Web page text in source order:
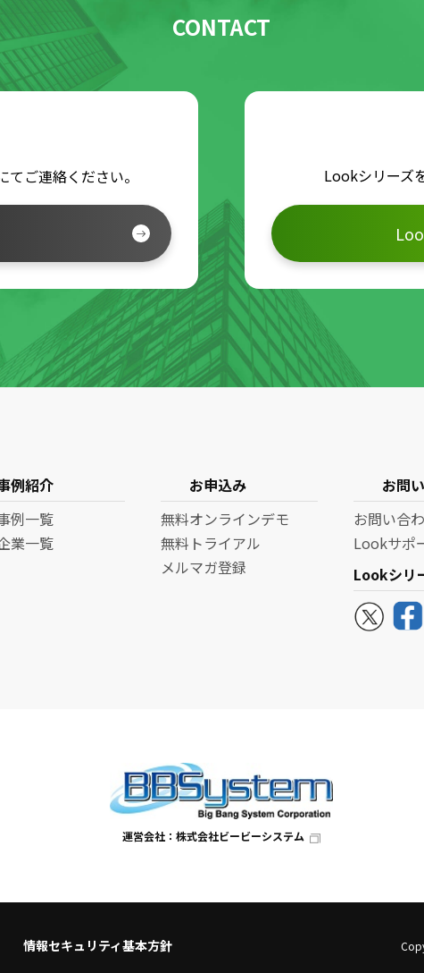
CONTACT
ご連絡ください。 Lookシリーズ
例紹介
例一覧
業一覧
お申込み
無料オンラインデモ
無料トライアル
メルマガ登録
お問
お問い合
Lookサポ
Lookシリ
運営会社：株式会社ビービーシステム
情報セキュリティ基本方針